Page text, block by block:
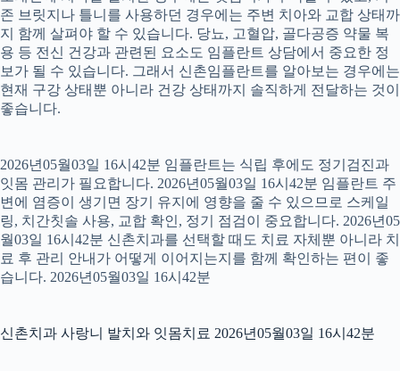
존 브릿지나 틀니를 사용하던 경우에는 주변 치아와 교합 상태까
지 함께 살펴야 할 수 있습니다. 당뇨, 고혈압, 골다공증 약물 복
용 등 전신 건강과 관련된 요소도 임플란트 상담에서 중요한 정
보가 될 수 있습니다. 그래서 신촌임플란트를 알아보는 경우에는
현재 구강 상태뿐 아니라 건강 상태까지 솔직하게 전달하는 것이
좋습니다.
2026년05월03일 16시42분 임플란트는 식립 후에도 정기검진과
잇몸 관리가 필요합니다. 2026년05월03일 16시42분 임플란트 주
변에 염증이 생기면 장기 유지에 영향을 줄 수 있으므로 스케일
링, 치간칫솔 사용, 교합 확인, 정기 점검이 중요합니다. 2026년05
월03일 16시42분 신촌치과를 선택할 때도 치료 자체뿐 아니라 치
료 후 관리 안내가 어떻게 이어지는지를 함께 확인하는 편이 좋
습니다. 2026년05월03일 16시42분
신촌치과 사랑니 발치와 잇몸치료 2026년05월03일 16시42분